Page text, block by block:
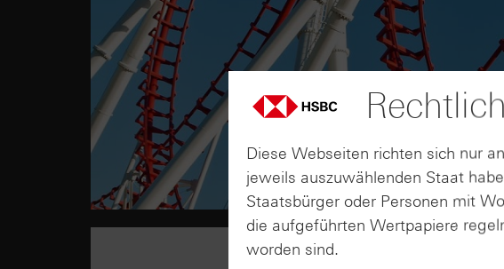
Diese Webseiten richten sich nur
jeweils auszuwählenden Staat
Staatsbürger oder Personen mit
die aufgeführten Wertpapiere
worden sind.